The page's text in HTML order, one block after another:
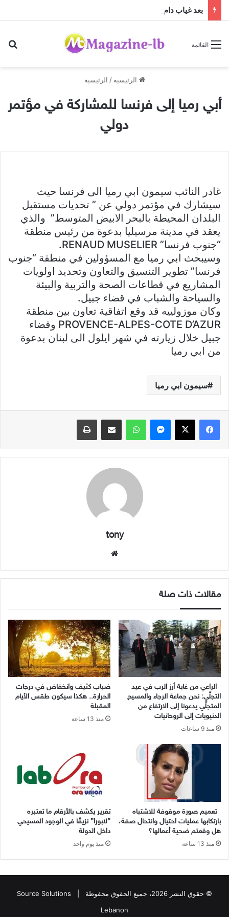
القائمة
الرئيسية / الرئيسية
أبي رميا إلى فرنسا للمشاركة في مؤتمر
دولي
غادر النائب سيمون ابي رميا الى فرنسا حيث
سيشارك في مؤتمر دولي عن ” تحديات مستقبل
البلدان المحيطة بالبحر الابيض المتوسط” والذي
يعقد في مدينة مرسيليا بدعوة من رئيس منطقة
“جنوب فرنسا” RENAUD MUSELIER.
وسيبحث ابي رميا مع المسؤولين في منطقة “جنوب
فرنسا” تطوير التنسيق والتعاون وتحديد اولويات
المشاريع في قطاعات الصحة والتربية والبيئة
والسياحة والشباب في قضاء جبيل.
وكان موزولييه قد وقع اتفاقية تعاون بين منطقة
PROVENCE-ALPES-COTE D’AZUR وقضاء
جبيل خلال زيارته في شهر ايلول الى لبنان بدعوة
من ابي رميا
سيمون ابي رميا
فيسبوك X ماسنجر واتساب مشاركة عبر البريد طباعة
tony
مقالات ذات صلة
الراعي من غابة أرز الرب في عيد
التجلّي: نحن جماعة الرجاء والمسيح
المتجلّي يدعونا إلى الارتفاع من
الدنيويات إلى الروحانيات
منذ 9 ساعات
ضباب كثيف وانخفاض في درجات
الحرارة.. هكذا سيكون طقس الأيام
المقبلة
منذ 13 ساعة
تعميم صورة موقوفة للاشتباه
بارتكابها عمليات احتيال وانتحال صفة،
هل وقعتم ضحية أعمالها؟
منذ 13 ساعة
تقرير يكشف بالأرقام ما تعتبره
“لابورا” نزيفًا في الوجود المسيحي
داخل الدولة
منذ يوم واحد
© حقوق النشر 2026، جميع الحقوق محفوظة |
Source Solutions
Lebanon